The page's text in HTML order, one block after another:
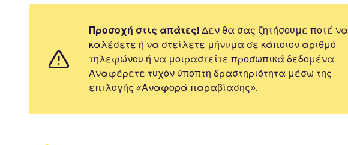
Προσοχή στις απάτες! Δεν θα σας ζητήσουμε ποτέ να
καλέσετε ή να στείλετε μήνυμα σε κάποιον αριθμό
τηλεφώνου ή να μοιραστείτε προσωπικά δεδομένα.
Αναφέρετε τυχόν ύποπτη δραστηριότητα μέσω της
επιλογής «Αναφορά παραβίασης».